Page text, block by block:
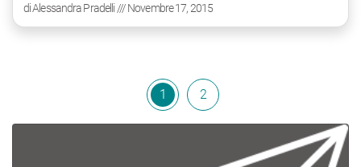
diAlessandra Pradelli /// Novembre 17, 2015
1 2